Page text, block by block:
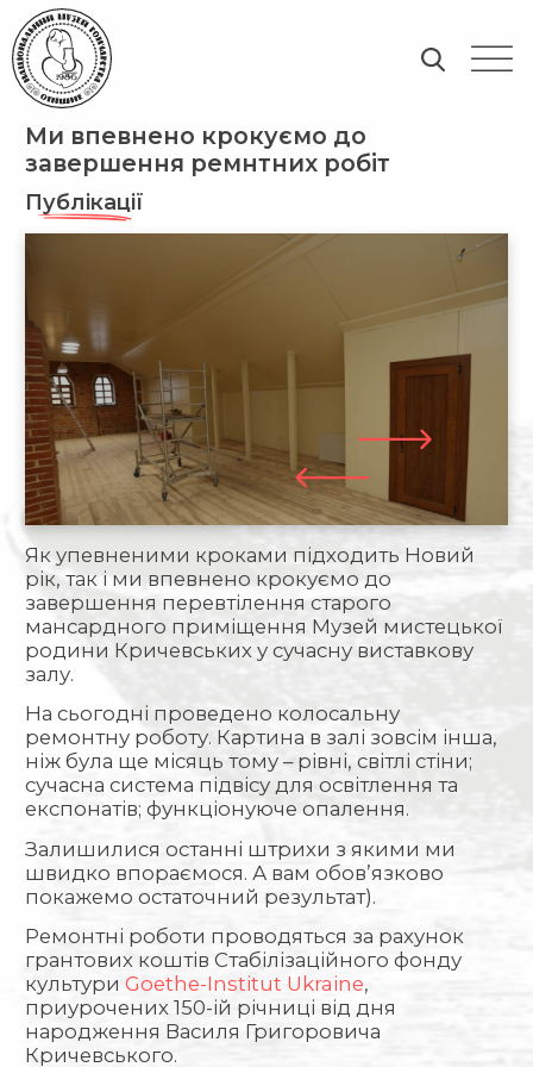
Ми впевнено крокуємо до
завершення ремнтних робіт
Публікації
Як упевненими кроками підходить Новий
рік, так і ми впевнено крокуємо до
завершення перевтілення старого
мансардного приміщення Музей мистецької
родини Кричевських у сучасну виставкову
залу.
На сьогодні проведено колосальну
ремонтну роботу. Картина в залі зовсім інша,
ніж була ще місяць тому – рівні, світлі стіни;
сучасна система підвісу для освітлення та
експонатів; функціонуюче опалення.
Залишилися останні штрихи з якими ми
швидко впораємося. А вам обов’язково
покажемо остаточний результат).
Ремонтні роботи проводяться за рахунок
грантових коштів Cтабілізаційного фонду
культуриGoethe-Institut Ukraine,
приурочених 150-ій річниці від дня
народження Василя Григоровича
Кричевського.